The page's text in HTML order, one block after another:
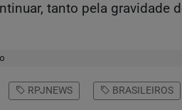
tanto pela
RPJNEWS BRASILEIROS